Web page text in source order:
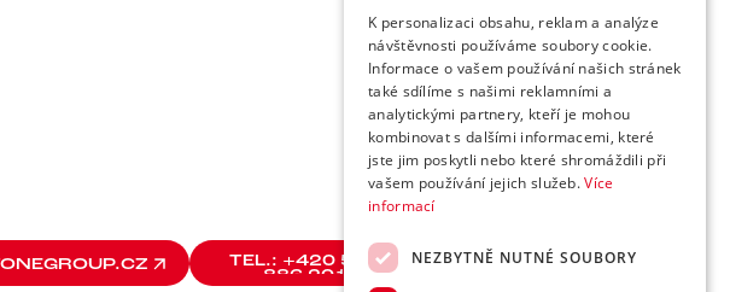
TEL.: +420 588
886 201
K personalizaci obsahu, reklam a analýze
návštěvnosti používáme soubory cookie.
Informace o vašem používání našich stránek
také sdílíme s našimi reklamními a
analytickými partnery, kteří je mohou
kombinovat s dalšími informacemi, které
jste jim poskytli nebo které shromáždili při
vašem používání jejich služeb.Více
informací
NEZBYTNĚ NUTNÉ SOUBORY